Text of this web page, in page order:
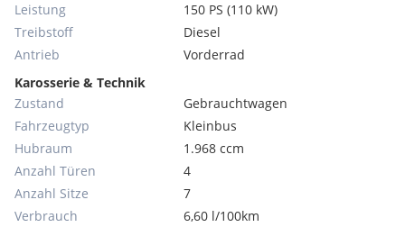
Leistung
150 PS (110 kW)
Treibstoff
Diesel
Antrieb
Vorderrad
Karosserie & Technik
Zustand
Gebrauchtwagen
Fahrzeugtyp
Kleinbus
Hubraum
1.968 ccm
Anzahl Türen
4
Anzahl Sitze
7
Verbrauch
6,60 l/100km